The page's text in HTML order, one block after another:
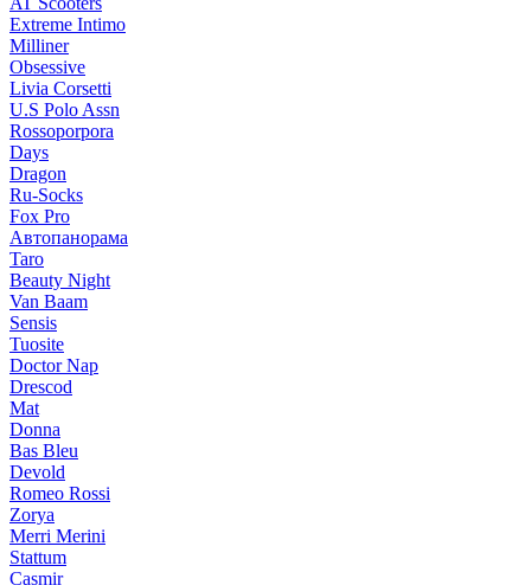
Extreme Intimo
Milliner
Obsessive
Livia Corsetti
U.S Polo Assn
Rossoporpora
Days
Dragon
Ru-Socks
Fox Pro
Автопанорама
Taro
Beauty Night
Van Baam
Sensis
Tuosite
Doctor Nap
Drescod
Mat
Donna
Bas Bleu
Devold
Romeo Rossi
Zorya
Merri Merini
Stattum
Casmir